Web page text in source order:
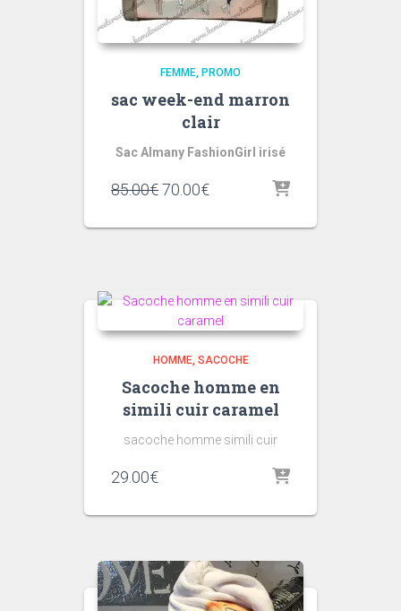
FEMME PROMO
sac week-end marron
clair
Sac Almany FashionGirl irisé
85.00€Le
initial
70.00€Le
actuel
HOMME SACOCHE
Sacoche homme en
simili cuir caramel
sacoche homme simili cuir
29.00€